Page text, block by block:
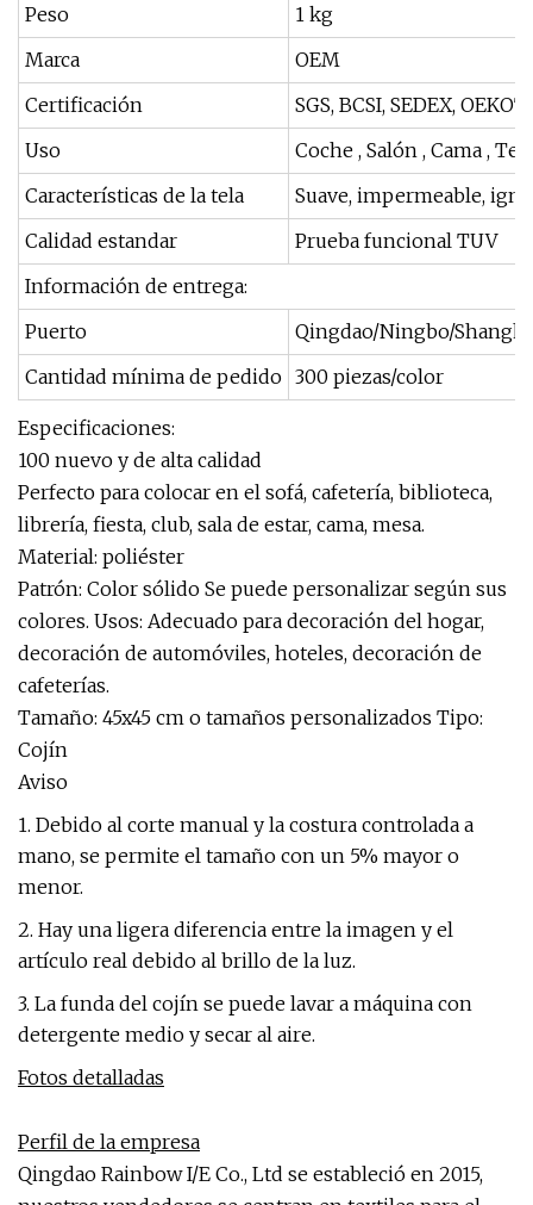
Peso
1 kg
Marca
OEM
Certificación
SGS, BCSI, SEDEX,
Uso
Coche , Salón , Cama ,
Características de la tela
Suave, impermeable,
Calidad estandar
Prueba funcional TUV
Información de entrega:
Puerto
Qingdao/Ningbo/
Cantidad mínima de pedido 300 piezas/color
Especificaciones:
100 nuevo y de alta calidad
Perfecto para colocar en el sofá, cafetería, biblioteca,
librería, fiesta, club, sala de estar, cama, mesa.
Material: poliéster
Patrón: Color sólido Se puede personalizar según sus
colores. Usos: Adecuado para decoración del hogar,
decoración de automóviles, hoteles, decoración de
cafeterías.
Tamaño: 45x45 cm o tamaños personalizados Tipo:
Cojín
Aviso
1. Debido al corte manual y la costura controlada a
mano, se permite el tamaño con un 5% mayor o
menor.
2. Hay una ligera diferencia entre la imagen y el
artículo real debido al brillo de la luz.
3. La funda del cojín se puede lavar a máquina con
detergente medio y secar al aire.
Fotos detalladas
Perfil de la empresa
Qingdao Rainbow I/E Co., Ltd se estableció en 2015,